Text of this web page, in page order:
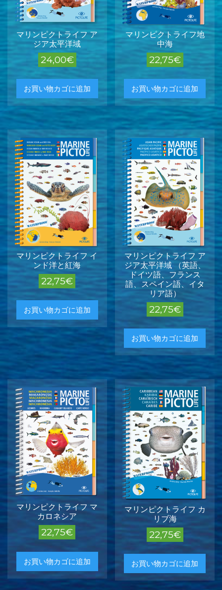
マリンピクトライフ ア
ジア太平洋域
24,00€
お買い物カゴに追加
マリンピクトライフ地
中海
22,75€
お買い物カゴに追加
マリンピクトライフ イ
ンド洋と紅海
22,75€
お買い物カゴに追加
マリンピクトライフ ア
ジア太平洋域 （英語、
ドイツ語、フランス
語、スペイン語、イタ
リア語）
22,75€
お買い物カゴに追加
マリンピクトライフ マ
カロネシア
22,75€
お買い物カゴに追加
マリンピクトライフ カ
リブ海
22,75€
お買い物カゴに追加